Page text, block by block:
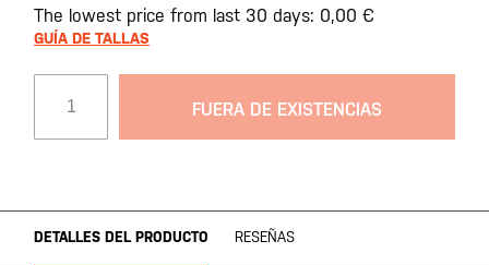
comienzo
de
imágenes
The lowest price from last 30 days: 0,00 €
GUÍA DE TALLAS
FUERA DE EXISTENCIAS
DETALLES DEL PRODUCTO RESEÑAS